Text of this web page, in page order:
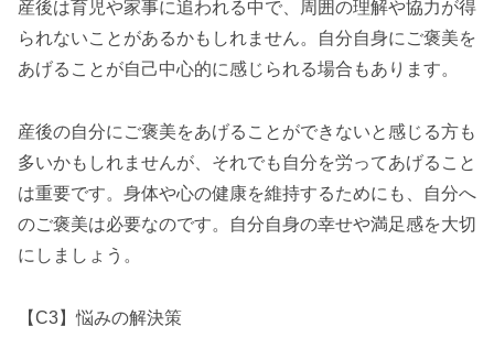
産後は育児や家事に追われる中で、周囲の理解や協力が得
られないことがあるかもしれません。自分自身にご褒美を
あげることが自己中心的に感じられる場合もあります。
産後の自分にご褒美をあげることができないと感じる方も
多いかもしれませんが、それでも自分を労ってあげること
は重要です。身体や心の健康を維持するためにも、自分へ
のご褒美は必要なのです。自分自身の幸せや満足感を大切
にしましょう。
【C3】悩みの解決策